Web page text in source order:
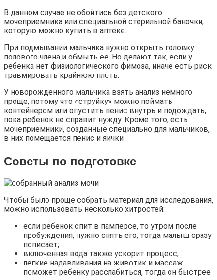
В данном случае не обойтись без детского
мочеприемника или специальной стерильной баночки,
которую можно купить в аптеке.
При подмывании мальчика нужно открыть головку
полового члена и обмыть ее. Но делают так, если у
ребенка нет физиологического фимоза, иначе есть риск
травмировать крайнюю плоть.
У новорожденного мальчика взять анализ немного
проще, потому что «струйку» можно поймать
контейнером или опустить пенис внутрь и подождать,
пока ребенок не справит нужду. Кроме того, есть
мочеприемники, созданные специально для мальчиков,
в них помещается пенис и яички.
Советы по подготовке
Чтобы было проще собрать материал для исследования,
можно использовать несколько хитростей:
если ребенок спит в памперсе, то утром после
пробуждения, нужно снять его, тогда малыш сразу
пописает;
включенная вода также ускорит процесс;
легкие надавливания на животик и массаж
поможет ребенку расслабиться, тогда он быстрее